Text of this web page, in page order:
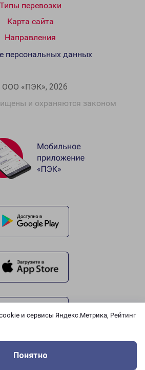
и сервисы Яндекс.Метрика, Рейтинг
Понятно
Типы перевозки
Карта сайта
Направления
«ПЭК», 2026
и охраняются законом
персональных данных